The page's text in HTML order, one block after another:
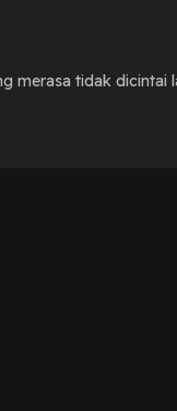
merasa tidak